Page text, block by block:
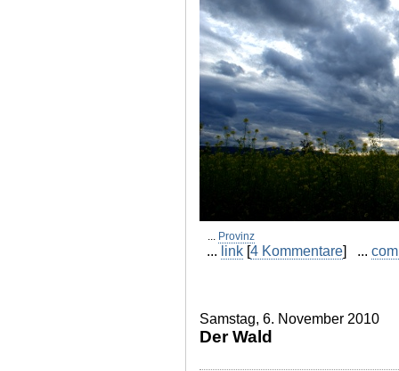
... Provinz
... link [4 Kommentare] ...
Samstag, 6. November 2010
Der Wald